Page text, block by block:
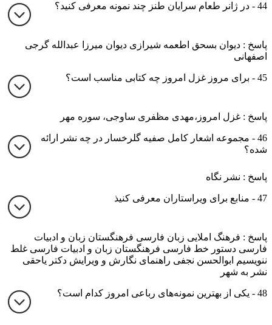
44 - در ژانر طعام سرایان طنز چند نمونه معرفی کنید؟
پاسخ : دیوان بسحق اطعمه شیرازی دیوان میرزا عبدالله گرجی
اصفهانی
45 - برای مروز غزل امروز چه کتابی مناسب است؟
پاسخ : غزل امروز،مهدی مظفری ساوجی، سوره مهر
46 - مجموعه اشعار کامل صفیه گلرخسار در چه نشر ارائه
شده؟
پاسخ : نشر نگاه
47 - منابع برای ویراستاران معرفی کنیذ
پاسخ : فرهنگ املایی زبان فارسی فرهنگستان زبان و ادبیات
فارسی دستور خط فارسی فرهنگستان زبان و ادبیات فارسی غلط
ننویسیم ابوالحسن نجفی راهنمای نگارش و ویرایش دکتر یاحقی
نشر به شهر
48 - یکی از بهترین نمونه‌های رباعی امروز کدام است؟